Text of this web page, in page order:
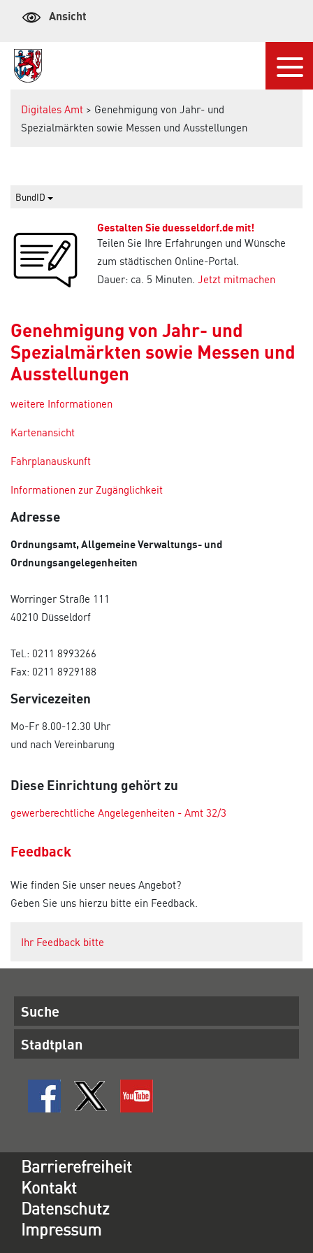
Ansicht
Digitales Amt > Genehmigung von Jahr- und
Spezialmärkten sowie Messen und Ausstellungen
BundID
Gestalten Sie duesseldorf.de mit!
Teilen Sie Ihre Erfahrungen und Wünsche
zum städtischen Online-Portal.
Dauer: ca. 5 Minuten. Jetzt mitmachen
Genehmigung von Jahr- und
Spezialmärkten sowie Messen und
Ausstellungen
weitere Informationen
Kartenansicht
Fahrplanauskunft
Informationen zur Zugänglichkeit
Adresse
Ordnungsamt, Allgemeine Verwaltungs- und
Ordnungsangelegenheiten
Worringer Straße 111
40210 Düsseldorf
Tel.: 0211 8993266
Fax: 0211 8929188
Servicezeiten
Mo-Fr 8.00-12.30 Uhr
und nach Vereinbarung
Diese Einrichtung gehört zu
gewerberechtliche Angelegenheiten - Amt 32/3
Feedback
Wie finden Sie unser neues Angebot?
Geben Sie uns hierzu bitte ein Feedback.
Ihr Feedback bitte
Suche
Stadtplan
Barrierefreiheit
Kontakt
Datenschutz
Impressum